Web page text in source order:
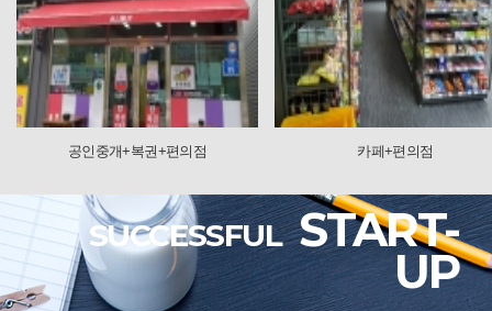
복권+편의점
SUCCESSFUL START-
UP